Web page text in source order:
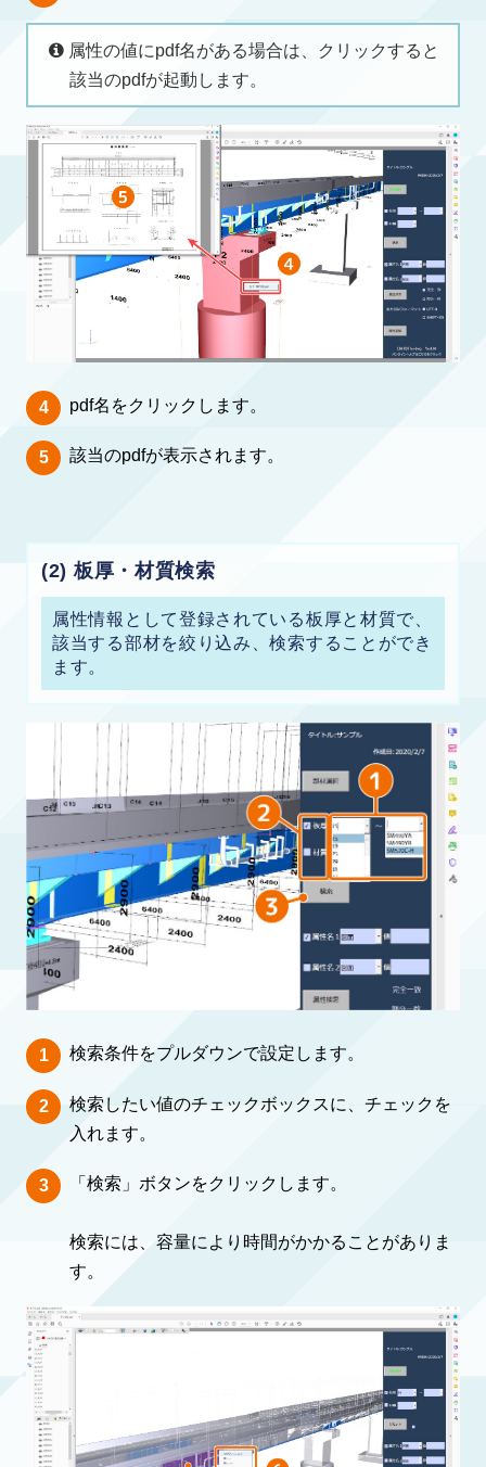
属性の値にpdf名がある場合は、クリックすると
該当のpdfが起動します。
pdf名をクリックします。
該当のpdfが表示されます。
(2) 板厚・材質検索
属性情報として登録されている板厚と材質で、
該当する部材を絞り込み、検索することができ
ます。
検索条件をプルダウンで設定します。
検索したい値のチェックボックスに、チェックを
入れます。
「検索」ボタンをクリックします。
検索には、容量により時間がかかることがありま
す。